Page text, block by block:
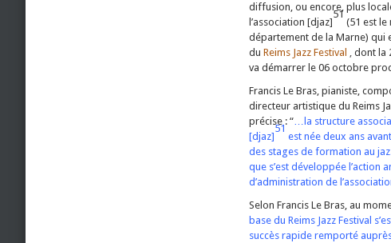
diffusion, ou encore, plus
l’association [djaz]
51
(51 est le
département de la Marne) qui
du Reims Jazz Festival , dont la
va démarrer le 06 octobre
Francis Le Bras, pianiste,
directeur artistique du Reims
précise : “…la structure
[djaz]
51
est née deux ans
des stages de formation au
que s’est développée l’action
d’administration de
Selon Francis Le Bras, au
base du Reims Jazz Festival
succès rapide remporté